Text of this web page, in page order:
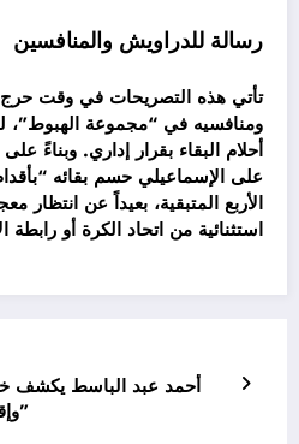
رسالة للدراويش والمنافسين
تأتي هذه التصريحات في وقت حرج
ومنافسيه في “مجموعة الهبوط”،
أحلام البقاء بقرار إداري. وبناءً
على الإسماعيلي حسم بقائه
الأربع المتبقية، بعيداً عن انتظار
استثنائية من اتحاد الكرة أو رابطة
أحمد عبد الباسط يكشف خطة
وإقرار نظام “المجموعتين”